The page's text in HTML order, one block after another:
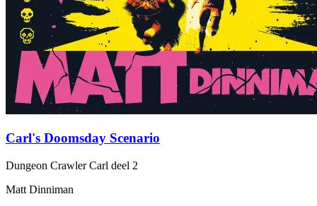
Carl's Doomsday Scenario
Dungeon Crawler Carl deel 2
Matt Dinniman